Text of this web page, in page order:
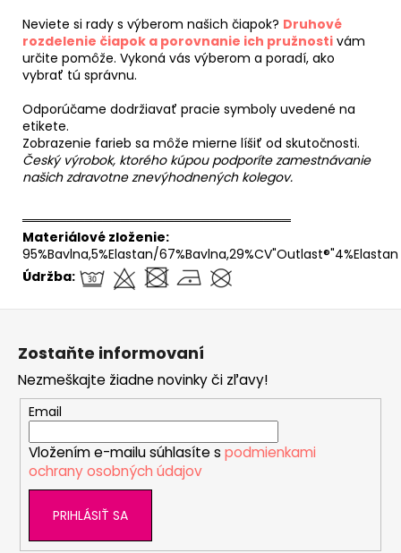
Neviete si rady s výberom našich čiapok? Druhové
rozdelenie čiapok a porovnanie ich pružnosti vám
určite pomôže. Vykoná vás výberom a poradí, ako
vybrať tú správnu.
Odporúčame dodržiavať pracie symboly uvedené na
etikete.
Zobrazenie farieb sa môže mierne líšiť od skutočnosti.
Český výrobok, ktorého kúpou podporíte zamestnávanie
našich zdravotne znevýhodnených kolegov.
══════════════════════════════
Materiálové zloženie:
95%Bavlna,5%Elastan/67%Bavlna,29%CV"Outlast®"4%Elastan
Údržba:
Zostaňte informovaní
Nezmeškajte žiadne novinky či zľavy!
Email
Vložením e-mailu súhlasíte s podmienkami
ochrany osobných údajov
PRIHLÁSIŤ SA